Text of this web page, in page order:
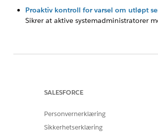
Proaktiv kontroll for varsel om utløpt
Sikrer at aktive systemadministratorer
SALESFORCE
Personvernerklæring
Sikkerhetserklæring